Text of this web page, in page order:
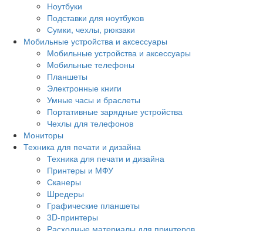
Ноутбуки
Подставки для ноутбуков
Сумки, чехлы, рюкзаки
Мобильные устройства и аксессуары
Мобильные устройства и аксессуары
Мобильные телефоны
Планшеты
Электронные книги
Умные часы и браслеты
Портативные зарядные устройства
Чехлы для телефонов
Мониторы
Техника для печати и дизайна
Техника для печати и дизайна
Принтеры и МФУ
Сканеры
Шредеры
Графические планшеты
3D-принтеры
Расходные материалы для принтеров